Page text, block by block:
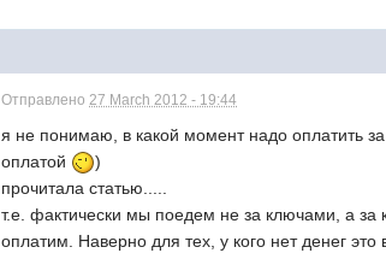
Отправлено27 March 2012 - 19:44
я не понимаю, в какой момент надо оплатить
оплатой
)
прочитала статью.....
т.е. фактически мы поедем не за ключами, а за
оплатим. Наверно для тех, у кого нет денег